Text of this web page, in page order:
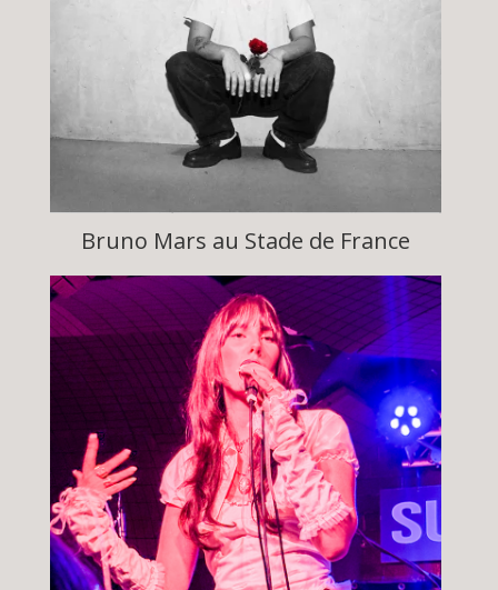
Bruno Mars au Stade de France